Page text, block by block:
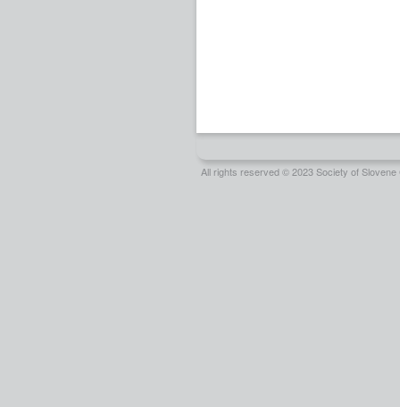
All rights reserved © 2023 Society of